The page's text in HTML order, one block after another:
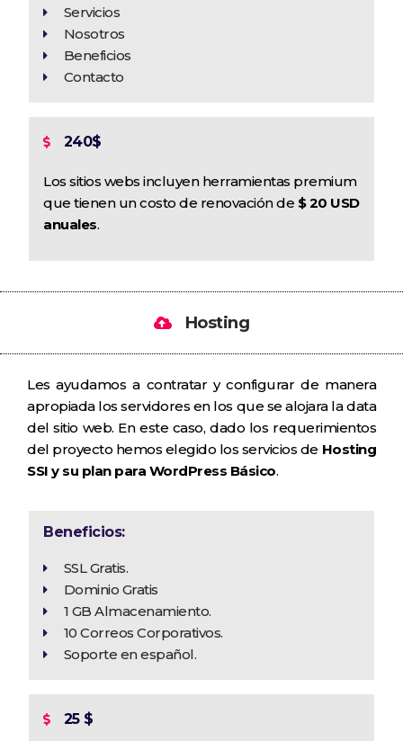
Servicios
Nosotros
Beneficios
Contacto
240$
Los sitios webs incluyen herramientas premium
que tienen un costo de renovación de $ 20 USD
anuales.
Hosting
Les ayudamos a contratar y configurar de manera
apropiada los servidores en los que se alojara la data
del sitio web. En este caso, dado los requerimientos
del proyecto hemos elegido los servicios de Hosting
SSI y su plan para WordPress Básico.
Beneficios:
SSL Gratis.
Dominio Gratis
1 GB Almacenamiento.
10 Correos Corporativos.
Soporte en español.
25 $